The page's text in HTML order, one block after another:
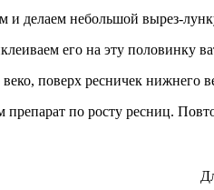
и делаем небольшой вырез-
его на эту половинку
поверх ресничек нижнего
по росту ресниц.